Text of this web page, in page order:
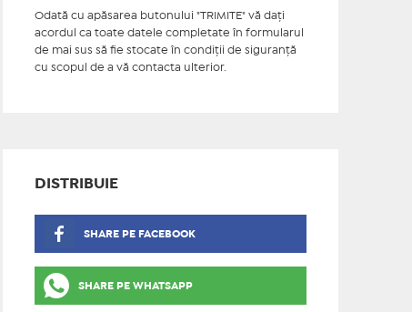
Odată cu apăsarea butonului "TRIMITE" vă daţi
acordul ca toate datele completate în formularul
de mai sus să fie stocate în condiţii de siguranţă
cu scopul de a vă contacta ulterior.
DISTRIBUIE
SHARE PE FACEBOOK
SHARE PE WHATSAPP